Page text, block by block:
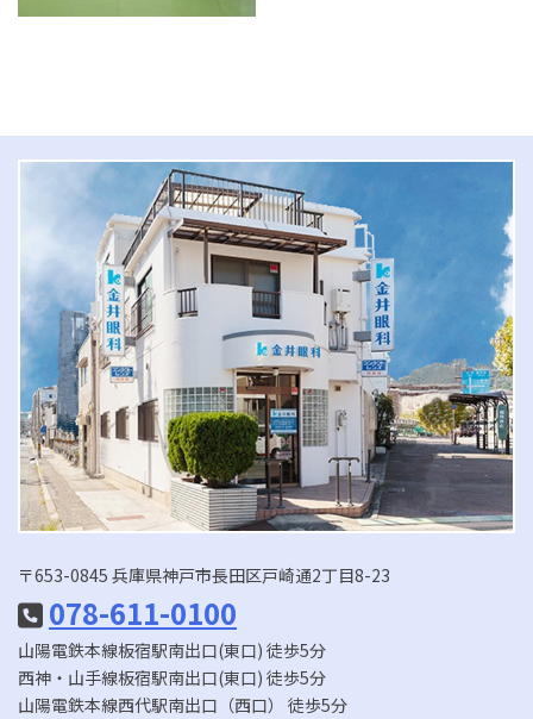
〒653-0845 兵庫県神戸市長田区戸崎通2丁目8-23
078-611-0100
山陽電鉄本線板宿駅南出口(東口) 徒歩5分
西神・山手線板宿駅南出口(東口) 徒歩5分
山陽電鉄本線西代駅南出口（西口） 徒歩5分